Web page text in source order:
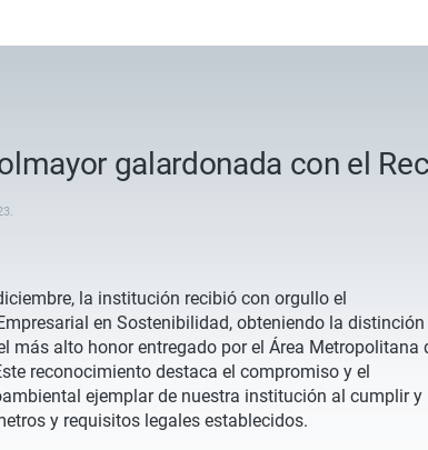
galardonada con el
.
la institución recibió con orgullo el
en Sostenibilidad, obteniendo la distinción
más alto honor entregado por el Área Metropolitana
reconocimiento destaca el compromiso y el
ejemplar de nuestra institución al cumplir y
y requisitos legales establecidos.